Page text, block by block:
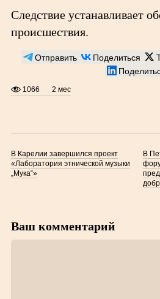
Следствие устанавливает
происшествия.
Отправить Поделиться
1066 2 мес
В Карелии завершился проект
«Лаборатория этнической музыки
„Мука“»
В
Ваш комментарий